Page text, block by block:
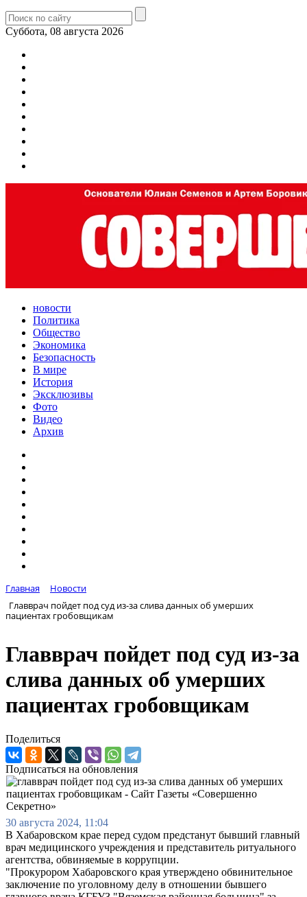
Суббота, 08 августа 2026
новости
Политика
Общество
Экономика
Безопасность
В мире
История
Эксклюзивы
Фото
Видео
Архив
Главная
Новости
Главврач пойдет под суд из-за слива данных об умерших
пациентах гробовщикам
Главврач пойдет под суд из-за
слива данных об умерших
пациентах гробовщикам
Поделиться
Подписаться на обновления
30 августа 2024, 11:04
В Хабаровском крае перед судом предстанут бывший главный
врач медицинского учреждения и представитель ритуального
агентства, обвиняемые в коррупции.
"Прокурором Хабаровского края утверждено обвинительное
заключение по уголовному делу в отношении бывшего